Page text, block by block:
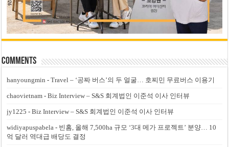
Comments
hanyoungmin -Travel – ‘공짜 버스’의 두 얼굴… 호찌민 무료버스 이용기
chaovietnam -Biz Interview – S&S 회계법인 이준석 이사 인터뷰
jy1225 -Biz Interview – S&S 회계법인 이준석 이사 인터뷰
widiyapuspabela - 빈홈, 올해 7,500ha 규모 ‘3대 메가 프로젝트’ 분양… 10
억 달러 역대급 배당도 결정